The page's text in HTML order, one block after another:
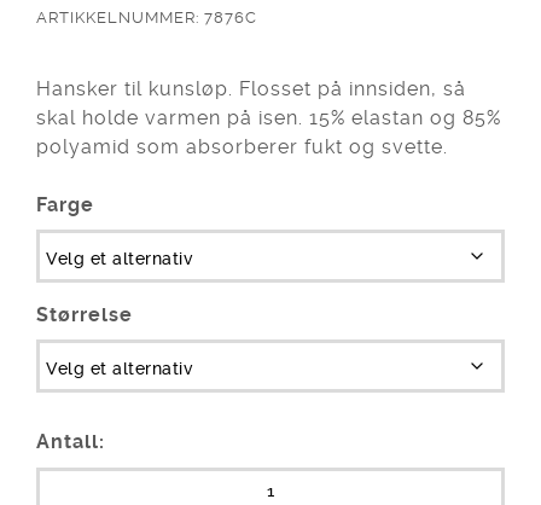
ARTIKKELNUMMER: 7876C
Hansker til kunsløp. Flosset på innsiden, så
skal holde varmen på isen. 15% elastan og 85%
polyamid som absorberer fukt og svette.
Farge
Størrelse
Antall: